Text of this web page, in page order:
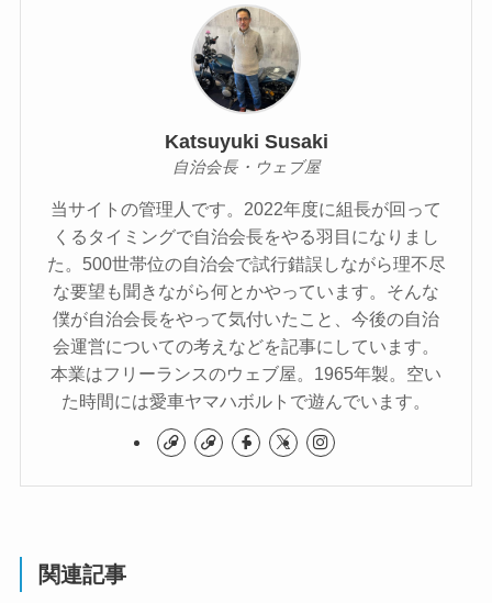
Katsuyuki Susaki
自治会長・ウェブ屋
当サイトの管理人です。2022年度に組長が回って
くるタイミングで自治会長をやる羽目になりまし
た。500世帯位の自治会で試行錯誤しながら理不尽
な要望も聞きながら何とかやっています。そんな
僕が自治会長をやって気付いたこと、今後の自治
会運営についての考えなどを記事にしています。
本業はフリーランスのウェブ屋。1965年製。空い
た時間には愛車ヤマハボルトで遊んでいます。
関連記事